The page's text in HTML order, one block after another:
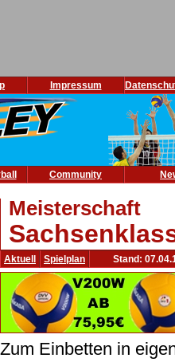
Impressum
Community
Meisterschaft
Aktuell Spielplan Stand:
Zum Einbetten in